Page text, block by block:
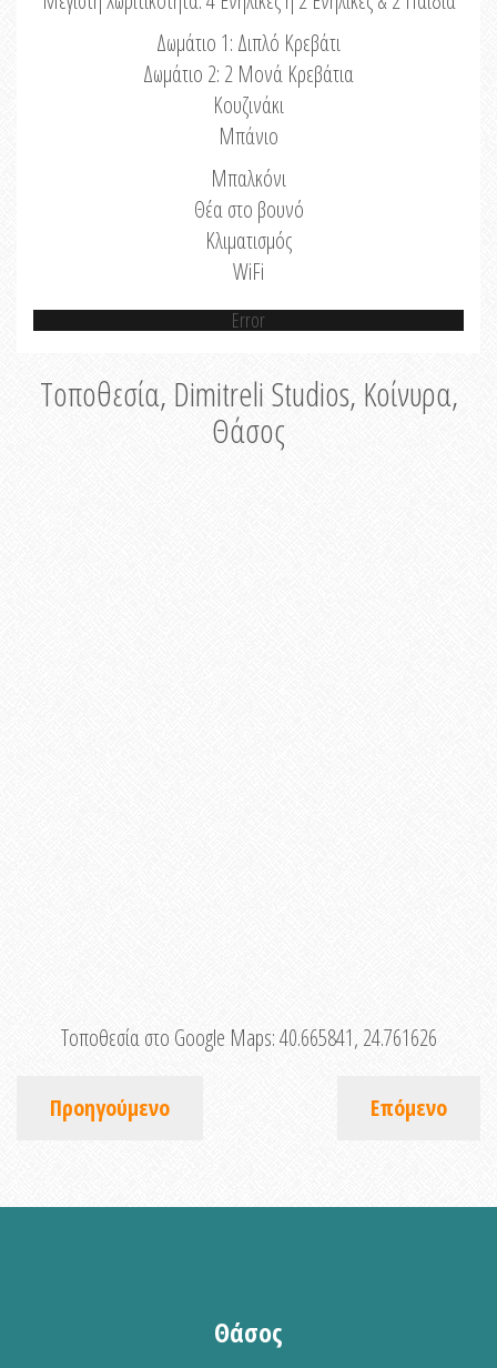
Δωμάτιο 1: Διπλό Κρεβάτι
Δωμάτιο 2: 2 Μονά Κρεβάτια
Κουζινάκι
Μπάνιο
Μπαλκόνι
Θέα στο βουνό
Κλιματισμός
WiFi
Error
Τοποθεσία, Dimitreli Studios, Κοίνυρα,
Θάσος
Τοποθεσία στο Google Maps:40.665841, 24.761626
Προηγούμενο Επόμενο
Θάσος